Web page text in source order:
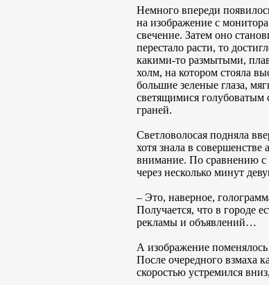
Немного впереди
на изображение с
свечение. Затем оно
перестало расти, то
какими-то размытыми,
холм, на котором стояла
большие зеленые глаза,
светящимися
граней.
Светловолосая подняла
хотя знала в
внимание. По сравнению с
через несколько минут
– Это, наверное,
Получается, что в городе
рекламы и объявлений…
А изображение
После очередного взмаха
скоростью устремился